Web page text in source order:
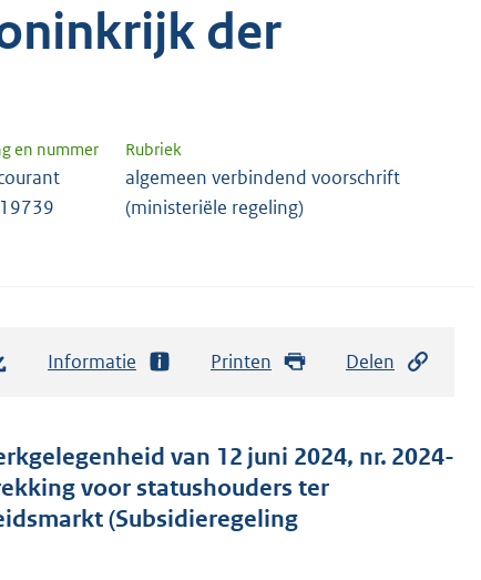
der
en nummer Rubriek
algemeen verbindend voorschrift
(ministeriële regeling)
Informatie Printen Delen
van 12 juni 2024, nr. 2024-
voor statushouders ter
(Subsidieregeling